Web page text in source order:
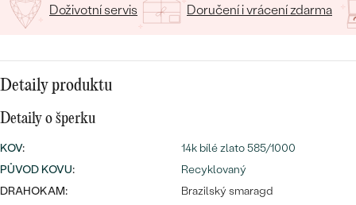
snubní prsteny
ZLATO
PLATINA
STŘÍBRO
S PERLAMI
DLE STYLU
PERSONALIZOVANÉ
MINIMALISTICKÉ
Doživotní servis Doručení i vrácení zdarma
Detaily produktu
Detaily o šperku
KOV:
14k bílé zlato 585/1000
PŮVOD KOVU:
Recyklovaný
DRAHOKAM:
Brazilský smaragd